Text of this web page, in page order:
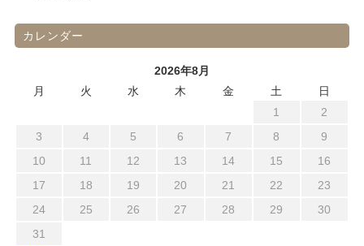
カレンダー
2026年8月
月
火 水 木 金 土
日
1
2
3
4 5 6 7 8
9
10
11 12 13 14 15
16
17
18 19 20 21 22
23
24
25 26 27 28 29
30
31